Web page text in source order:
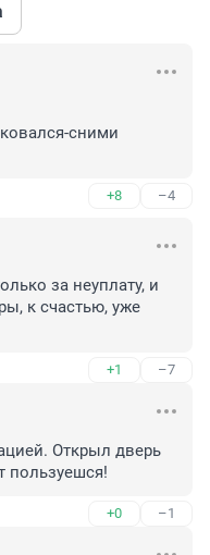
сними
+8 –4
за неуплату, и
к счастью, уже
+1 –7
Открыл дверь
пользуешся!
+0 –1